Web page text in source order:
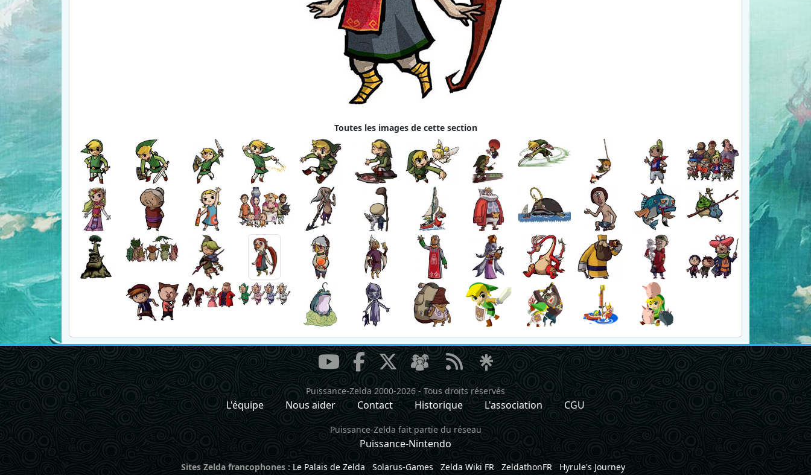
Toutes les images de cette section
Puissance-Zelda 2000-2026- Tous droits réservés
L'équipe Nous aider Contact Historique L'association CGU
Puissance-Zelda fait partie du réseau
Puissance-Nintendo
Sites Zelda francophones : Le Palais de Zelda Solarus-Games Zelda Wiki FR ZeldathonFR
Hyrule's Journey